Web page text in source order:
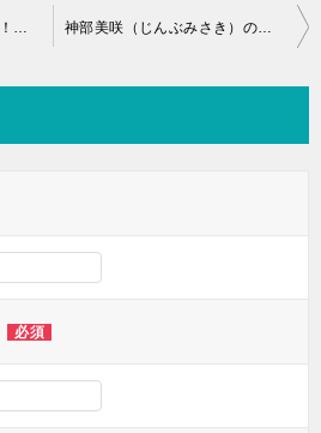
ぐるナイの新メンバー予想！ゴチ21（2020）若手女優とジャニーズは誰？ 神部美咲（じんぶみさき）の結婚や熱愛彼氏は？かわいくて美人！プロフィールをご紹介
必須